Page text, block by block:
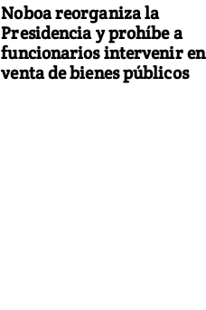
Noboa reorganiza la
Presidencia y prohíbe a
funcionarios intervenir en
venta de bienes públicos